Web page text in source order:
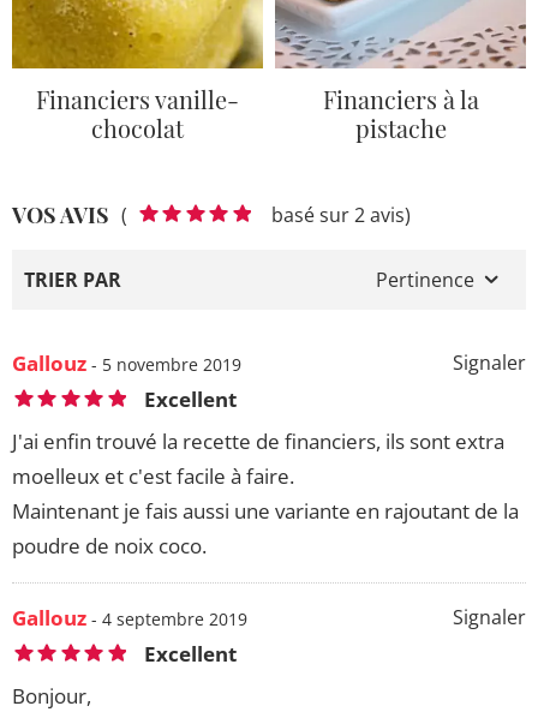
Financiers vanille-
chocolat
Financiers à la
pistache
VOS AVIS ( basé sur 2 avis)
TRIER PAR Pertinence
Signaler
Gallouz - 5 novembre 2019
Excellent
J'ai enfin trouvé la recette de financiers, ils sont extra
moelleux et c'est facile à faire.
Maintenant je fais aussi une variante en rajoutant de la
poudre de noix coco.
Signaler
Gallouz - 4 septembre 2019
Excellent
Bonjour,